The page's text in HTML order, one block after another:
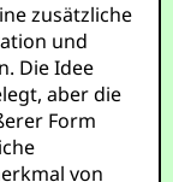
zusätzliche
und
Die Idee
aber die
Form
von